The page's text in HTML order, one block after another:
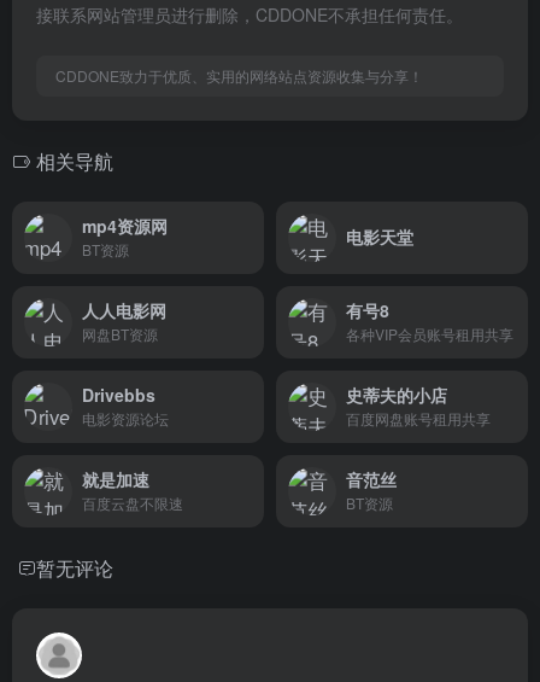
接联系网站管理员进行删除，CDDONE不承担任何责任。
CDDONE致力于优质、实用的网络站点资源收集与分享！
相关导航
mp4资源网
BT资源
电影天堂
人人电影网
网盘BT资源
有号8
各种VIP会员账号租用共享
Drivebbs
电影资源论坛
史蒂夫的小店
百度网盘账号租用共享
就是加速
百度云盘不限速
音范丝
BT资源
暂无评论